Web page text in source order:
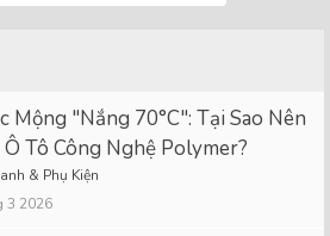
Mộng "Nắng 70°C": Tại Sao Nên
Tô Công Nghệ Polymer?
& Phụ Kiện
3 2026